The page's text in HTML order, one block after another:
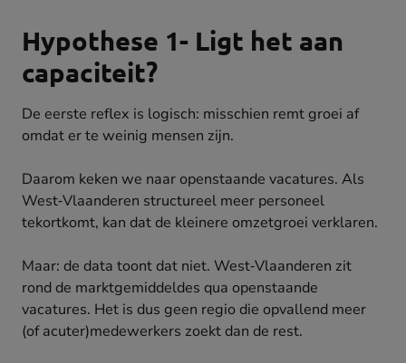
Hypothese 1- Ligt het aan
capaciteit?
De eerste reflex is logisch: misschien remt groei af
omdat er te weinig mensen zijn.
Daarom keken we naar openstaande vacatures. Als
West‑Vlaanderen structureel meer personeel
tekortkomt, kan dat de kleinere omzetgroei verklaren.
Maar: de data toont dat niet. West‑Vlaanderen zit
rond de marktgemiddeldes qua openstaande
vacatures. Het is dus geen regio die opvallend meer
(of acuter)medewerkers zoekt dan de rest.